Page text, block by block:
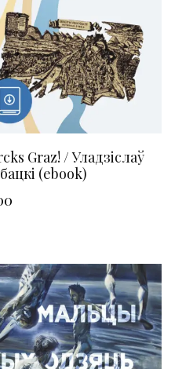
Graz! / Уладзіслаў
(ebook)